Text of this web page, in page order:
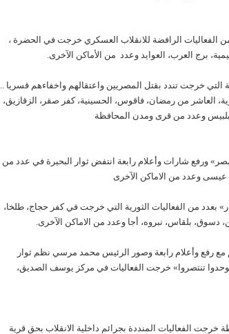
الفعاليات الرافضة للانقلاب العسكري خرجت في الحضرة ،
برج العرب، العوايد وعدد من الأماكن الآخرى.
التي خرجت تندد بقتل المصريين واعتقالهم واخفاءهم قسريا ..
العاشر من رمضان، فاقوس، الحسينية، كفر صقر، الزقازيق،
وعدد من قرى ومدن المحافظة
ورفع شارات وأعلام رابعة انتفض ثوار البحيرة في عدد من
عيسى وعدد من الاماكن الآخرى
بعدد من الفعاليات الثورية التي خرجت في كفر حجاج، طلخا،
دسوق، بلقاس، نبروه، أجا وعدد من الاماكن الآخرى.
مع رفع وأعلام رابعة وصور الرئيس محمد مرسي نظم ثوار
تنتصروا» خرجت الفعاليات في مركز يوسف الصديق،
خرجت الفعاليات المنددة بجرائم داخلية الانقلاب بحق قرية